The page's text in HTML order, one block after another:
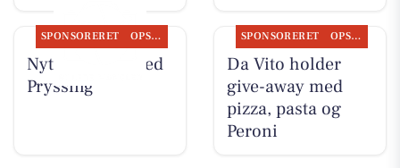
SPONSORERET OPSLAGSTAVLEN
Nyt fra Guldsmed
Pryssing
SPONSORERET OPSLAGSTAVLEN
Da Vito holder
give-away med
pizza, pasta og
Peroni